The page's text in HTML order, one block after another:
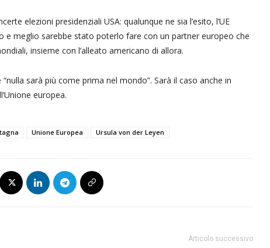
elezioni presidenziali USA: qualunque ne sia l’esito, l’UE
e meglio sarebbe stato poterlo fare con un partner europeo che
insieme con l’alleato americano di allora.
sarà più come prima nel mondo”. Sarà il caso anche in
europea.
Unione Europea Ursula von der Leyen
Articolo successivo